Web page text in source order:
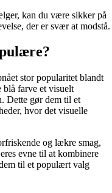
kan du være sikker på
der er svær at modstå.
stor popularitet blandt
blå farve et visuelt
Dette gør dem til et
hvor det visuelle
og lækre smag,
evne til at kombinere
til et populært valg